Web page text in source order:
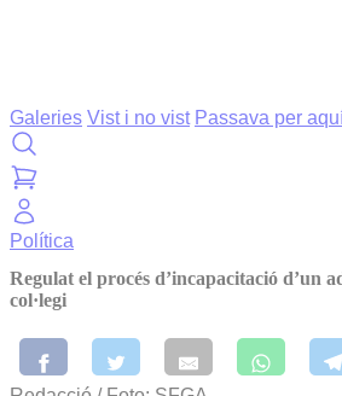
Galeries Vist i no vist Passava per
Política
Regulat el procés d’incapacitació d’un
col·legi